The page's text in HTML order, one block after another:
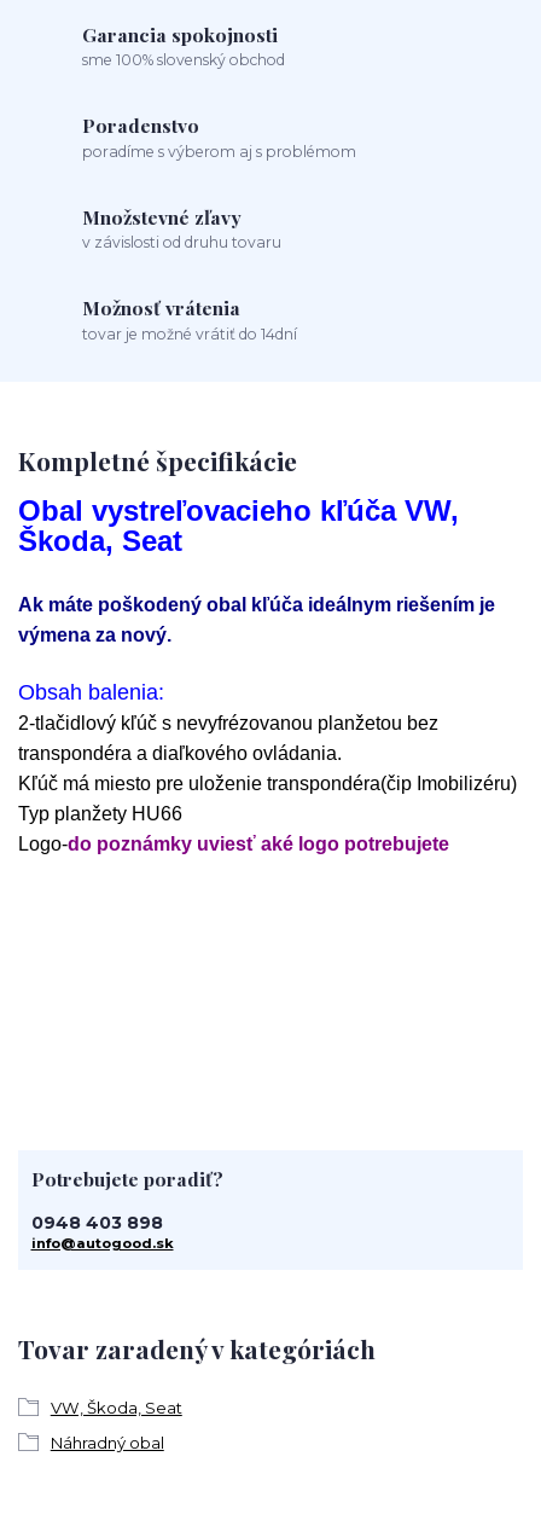
Garancia spokojnosti
sme 100% slovenský obchod
Poradenstvo
poradíme s výberom aj s problémom
Množstevné zľavy
v závislosti od druhu tovaru
Možnosť vrátenia
tovar je možné vrátiť do 14dní
Kompletné špecifikácie
Obal vystreľovacieho kľúča VW,
Škoda, Seat
Ak máte poškodený obal kľúča ideálnym riešením je
výmena za nový.
Obsah balenia:
2-tlačidlový kľúč s nevyfrézovanou planžetou bez
transpondéra a diaľkového ovládania.
Kľúč má miesto pre uloženie transpondéra(čip Imobilizéru)
Typ planžety HU66
Logo-do poznámky uviesť aké logo potrebujete
Tovar zaradený v kategóriách
VW, Škoda, Seat
Náhradný obal
Potrebujete poradiť?
0948 403 898
info@autogood.sk